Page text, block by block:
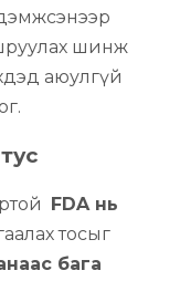
шинж
аюулгүй
FDA нь
тосыг
бага